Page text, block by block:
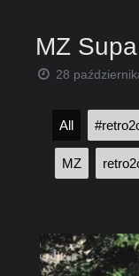
MZ
28
All
MZ